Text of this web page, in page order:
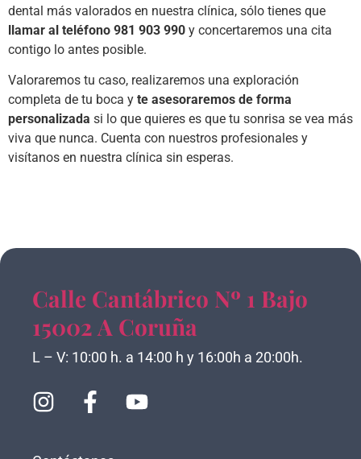
dental más valorados en nuestra clínica, sólo tienes que
llamar al teléfono 981 903 990 y concertaremos una cita
contigo lo antes posible.
Valoraremos tu caso, realizaremos una exploración
completa de tu boca y te asesoraremos de forma
personalizada si lo que quieres es que tu sonrisa se vea más
viva que nunca. Cuenta con nuestros profesionales y
visítanos en nuestra clínica sin esperas.
Calle Cantábrico Nº 1 Bajo
15002 A Coruña
L – V: 10:00 h. a 14:00 h y 16:00h a 20:00h.